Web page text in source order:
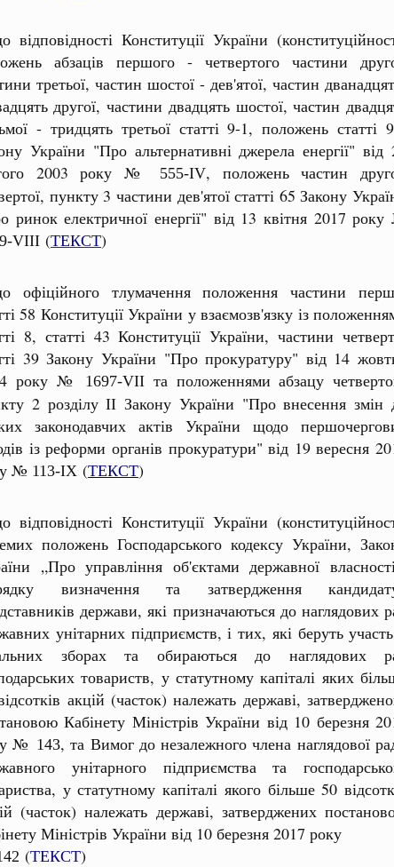
відповідності Конституції України
абзаців першого - четвертого частини
третьої, частин шостої - дев'ятої, частин
другої, частини двадцять шостої, частин
- тридцять третьої статті 9-1, положень статті
України "Про альтернативні джерела енергії" від
2003 року №
555-IV, положень частин
пункту 3 частини дев'ятої статті 65 Закону
ринок електричної енергії" від 13 квітня 2017
VIII (ТЕКСТ)
офіційного тлумачення положення частини
58 Конституції України у взаємозв'язку із
8, статті 43 Конституції України, частини
39 Закону України "Про прокуратуру" від 14
року №
1697-VII та положеннями абзацу
2 розділу ІІ Закону України "Про внесення змін
законодавчих актів України щодо
із реформи органів прокуратури" від 19 вересня
№ 113-ІХ (ТЕКСТ)
відповідності Конституції України
положень Господарського кодексу України,
„Про управління об'єктами державної
визначення та затвердження
держави, які призначаються до наглядових
унітарних підприємств, і тих, які беруть
зборах та обираються до наглядових
товариств, у статутному капіталі яких
акцій (часток) належать державі,
Кабінету Міністрів України від 10 березня
№ 143, та Вимог до незалежного члена наглядової
унітарного підприємства та
у статутному капіталі якого більше 50
(часток) належать державі, затверджених
Міністрів України від 10 березня 2017 року
(ТЕКСТ)